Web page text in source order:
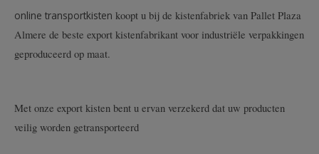
online transportkisten koopt u bij de kistenfabriek van Pallet Plaza
Almere de beste export kistenfabrikant voor industriële verpakkingen
geproduceerd op maat.
Met onze export kisten bent u ervan verzekerd dat uw producten
veilig worden getransporteerd